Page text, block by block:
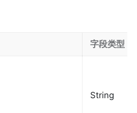
字段类型
String